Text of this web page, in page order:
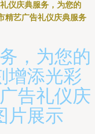
仪庆典服务，为您的
艺广告礼仪庆典服务
，为您的
增添光彩
告礼仪庆
片展示